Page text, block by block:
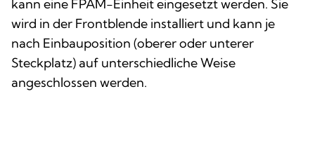
kann eine FPAM-Einheit eingesetzt werden. Sie
wird in der Frontblende installiert und kann je
nach Einbauposition (oberer oder unterer
Steckplatz) auf unterschiedliche Weise
angeschlossen werden.